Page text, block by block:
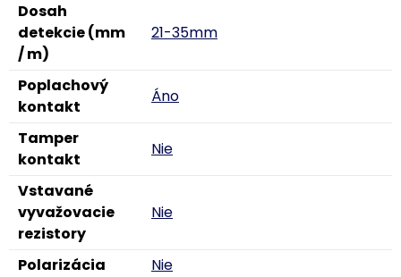
Dosah
detekcie (mm
/ m)
21-35mm
Poplachový
kontakt
Áno
Tamper
kontakt
Nie
Vstavané
vyvažovacie
rezistory
Nie
Polarizácia Nie